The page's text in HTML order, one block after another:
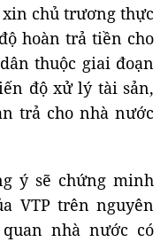
chủ trương thực
hoàn trả tiền cho
thuộc giai đoạn
độ xử lý tài sản,
trả cho nhà nước
ý sẽ chứng minh
VTP trên nguyên
nhà nước có